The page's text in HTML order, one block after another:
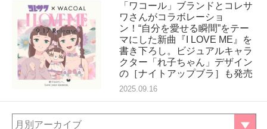
「ワコール」ブランドとコレサ
ワさんがコラボレーショ
ン！“自分を愛せる瞬間”をテー
マにした新曲『I LOVE ME』を
書き下ろし。ビジュアルキャラ
クター「れ子ちゃん」デザイン
の［ナイトアップブラ］も発売
2025.09.16
月別アーカイブ